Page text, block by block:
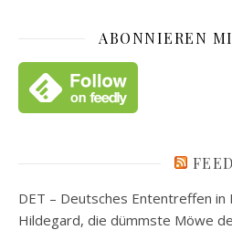
ABONNIEREN
FEED
DET – Deutsches Ententreffen in
Hildegard, die dümmste Möwe